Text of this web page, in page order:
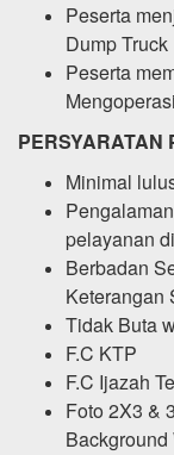
Peserta
Dump Truck
Peserta
PERSYARATAN
Minimal
pelayanan
Berbadan
Keterangan
Tidak Buta
F.C KTP
F.C Ijazah
Foto 2X3 &
Background